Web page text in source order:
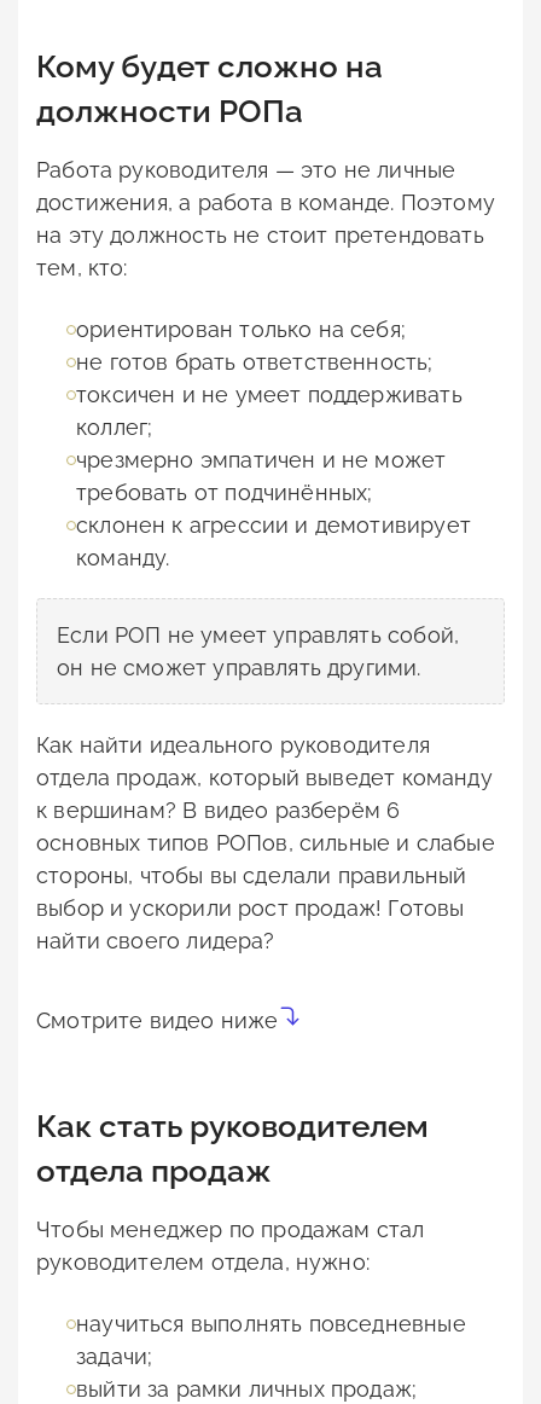
Кому будет сложно на
должности РОПа
Работа руководителя — это не личные
достижения, а работа в команде. Поэтому
на эту должность не стоит претендовать
тем, кто:
ориентирован только на себя;
не готов брать ответственность;
токсичен и не умеет поддерживать
коллег;
чрезмерно эмпатичен и не может
требовать от подчинённых;
склонен к агрессии и демотивирует
команду.
Если РОП не умеет управлять собой,
он не сможет управлять другими.
Как найти идеального руководителя
отдела продаж, который выведет команду
к вершинам? В видео разберём 6
основных типов РОПов, сильные и слабые
стороны, чтобы вы сделали правильный
выбор и ускорили рост продаж! Готовы
найти своего лидера?
Смотрите видео ниже
Как стать руководителем
отдела продаж
Чтобы менеджер по продажам стал
руководителем отдела, нужно:
научиться выполнять повседневные
задачи;
выйти за рамки личных продаж;